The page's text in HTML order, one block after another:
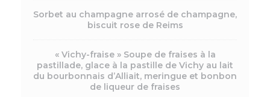
Sorbet au champagne arrosé de champagne,
biscuit rose de Reims
« Vichy-fraise » Soupe de fraises à la
pastillade, glace à la pastille de Vichy au lait
du bourbonnais d’Alliait, meringue et bonbon
de liqueur de fraises